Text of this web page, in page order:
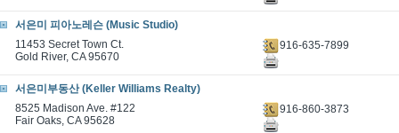
서은미 피아노레슨 (Music Studio)
11453 Secret Town Ct.
Gold River, CA 95670
916-635-7899
서은미부동산 (Keller Williams Realty)
8525 Madison Ave. #122
Fair Oaks, CA 95628
916-860-3873